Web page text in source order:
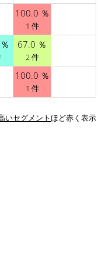
100.0 ％
1 件
67.0 ％
2 件
100.0 ％
1 件
いセグメントほど赤く表示